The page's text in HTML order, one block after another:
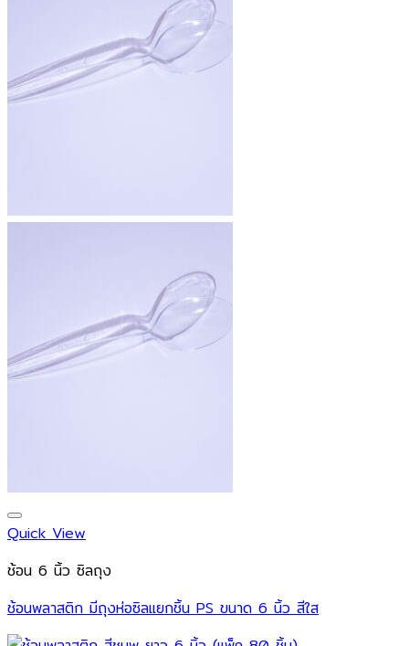
Quick View
ช้อน 6 นิ้ว ซิลถุง
ช้อนพลาสติก มีถุงห่อซิลแยกชิ้น PS ขนาด 6 นิ้ว สีใส